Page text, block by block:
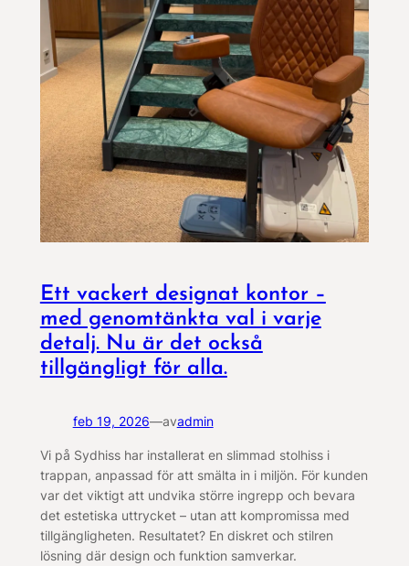
Ett vackert designat kontor –
med genomtänkta val i varje
detalj. Nu är det också
tillgängligt för alla.
feb 19, 2026—avadmin
Vi på Sydhiss har installerat en slimmad stolhiss i
trappan, anpassad för att smälta in i miljön. För kunden
var det viktigt att undvika större ingrepp och bevara
det estetiska uttrycket – utan att kompromissa med
tillgängligheten. Resultatet? En diskret och stilren
lösning där design och funktion samverkar.